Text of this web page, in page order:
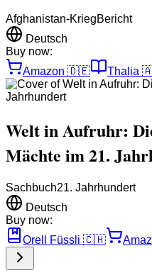
Afghanistan-KriegBericht
Deutsch
Buy now:
Amazon 🇩🇪 Thalia
Welt in Aufruhr:
Mächte im 21.
Sachbuch21. Jahrhundert
Deutsch
Buy now:
Orell Füssli 🇨🇭